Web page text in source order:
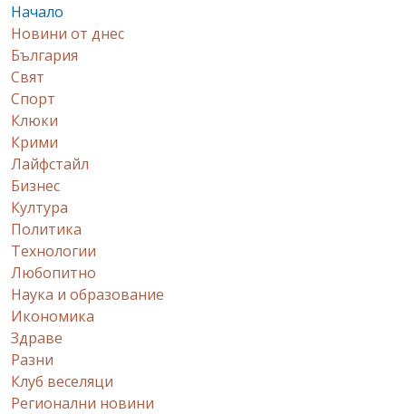
Начало
Новини от днес
България
Свят
Спорт
Клюки
Крими
Лайфстайл
Бизнес
Култура
Политика
Технологии
Любопитно
Наука и образование
Икономика
Здраве
Разни
Клуб веселяци
Регионални новини